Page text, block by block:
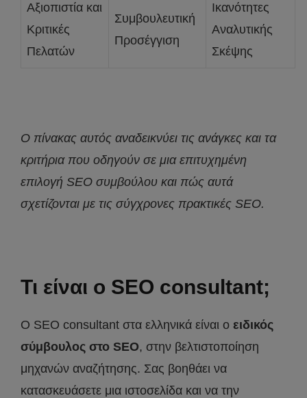
Αξιοπιστία και
Κριτικές
Πελατών
Συμβουλευτική
Προσέγγιση
Ικανότητες
Αναλυτικής
Σκέψης
Ο πίνακας αυτός αναδεικνύει τις ανάγκες και τα
κριτήρια που οδηγούν σε μια επιτυχημένη
επιλογή SEO συμβούλου και πώς αυτά
σχετίζονται με τις σύγχρονες πρακτικές SEO.
Τι είναι ο SEO consultant;
Ο SEO consultant στα ελληνικά είναι ο ειδικός
σύμβουλος στο SEO, στην βελτιστοποίηση
μηχανών αναζήτησης. Σας βοηθάει να
κατασκευάσετε μια ιστοσελίδα και να την